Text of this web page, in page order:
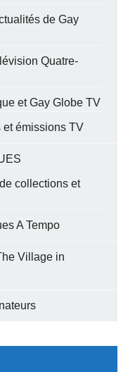
de Gay
Quatre-
et Gay Globe TV
et émissions TV
collections et
A Tempo
Village in